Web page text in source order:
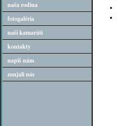
naša rodina
fotogaléria
naši kamaráti
kontakty
napiš nám
zaujali nás